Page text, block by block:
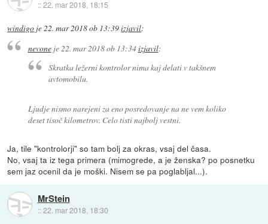
::22. mar 2018, 18:15
windigo je22. mar 2018 ob 13:39izjavil:
nevoneje 22. mar 2018 ob 13:34izjavil:
Skratka ležerni kontrolor nima kaj delati v takšnem
avtomobilu.
Ljudje nismo narejeni za eno posredovanje na ne vem koliko
deset tisoč kilometrov. Celo tisti najbolj vestni.
Ja, tile "kontrolorji" so tam bolj za okras, vsaj del časa.
No, vsaj ta iz tega primera (mimogrede, a je ženska? po posnetku
sem jaz ocenil da je moški. Nisem se pa poglabljal...).
MrStein
::22. mar 2018, 18:30